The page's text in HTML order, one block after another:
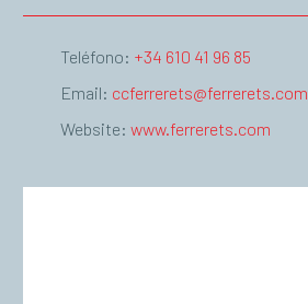
Teléfono: +34 610 41 96 85
Email: ccferrerets@ferrerets.com
Website: www.ferrerets.com